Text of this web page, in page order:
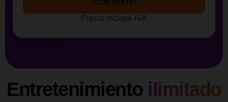
¡CONTRATA!
Precio incluye IVA
Entretenimiento ilimitado